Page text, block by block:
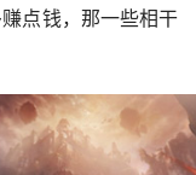
点钱，那一些相干